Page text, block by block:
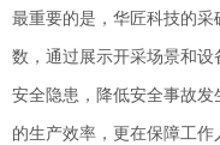
最重要的是，华匠科技的
数，通过展示开采场景和
安全隐患，降低安全事故
的生产效率，更在保障工作